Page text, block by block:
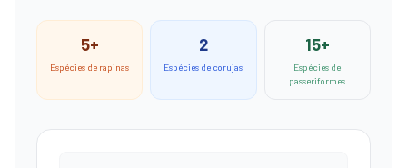
5+
Espécies de rapinas
2
Espécies de corujas
15+
Espécies de
passeriformes